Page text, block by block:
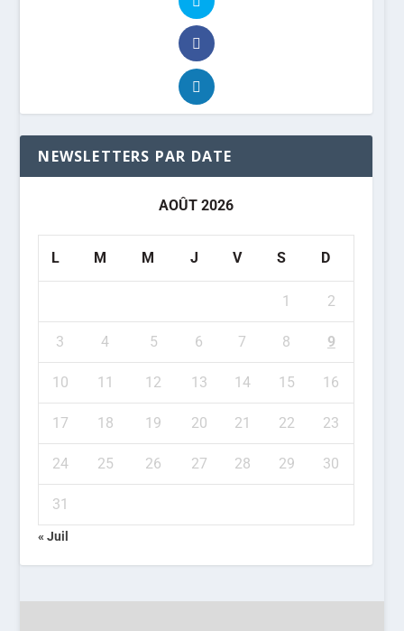
NEWSLETTERS PAR DATE
AOÛT 2026
L M M J V S D
1 2
3 4 5 6 7 8 9
10 11 12 13 14 15 16
17 18 19 20 21 22 23
24 25 26 27 28 29 30
31
« Juil